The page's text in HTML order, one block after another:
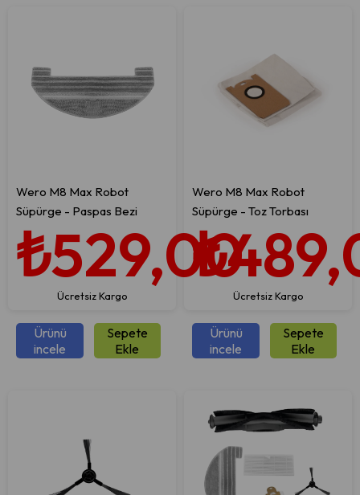
Wero M8 Max Robot
Süpürge - Paspas Bezi
₺529,00
Sepete
Ekle
Ürünü
incele
Ücretsiz Kargo
Wero M8 Max Robot
Süpürge - Toz Torbası
Sepete
Ekle
Ürünü
incele
Ücretsiz Kargo